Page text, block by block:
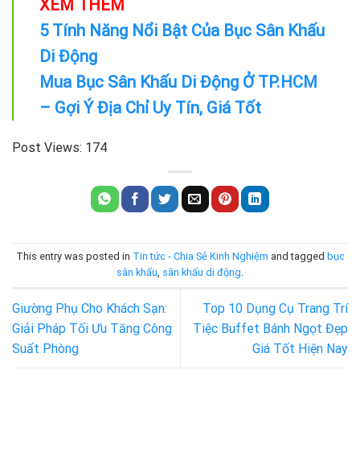
XEM THÊM
5 Tính Năng Nổi Bật Của Bục Sân Khấu
Di Động
Mua Bục Sân Khấu Di Động Ở TP.HCM
– Gợi Ý Địa Chỉ Uy Tín, Giá Tốt
Post Views: 174
This entry was posted in Tin tức - Chia Sẻ Kinh Nghiệm and tagged bục
sân khấu sân khấu di động
Giường Phụ Cho Khách Sạn:
Giải Pháp Tối Ưu Tăng Công
Suất Phòng
Top 10 Dụng Cụ Trang Trí
Tiệc Buffet Bánh Ngọt Đẹp
Giá Tốt Hiện Nay